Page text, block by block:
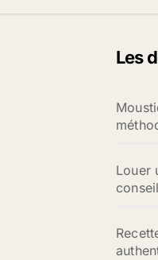
Les
Louer